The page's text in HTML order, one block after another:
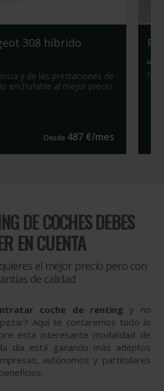
308 híbrido
y de las prestaciones de
enchufable al mejor precio
Desde 487 €/mes
DE COCHES DEBES
EN CUENTA
el mejor precio pero con
de calidad
coche de renting y no
Aquí te contaremos todo lo
esta interesante modalidad de
día está ganando más adeptos
autónomos y particulares